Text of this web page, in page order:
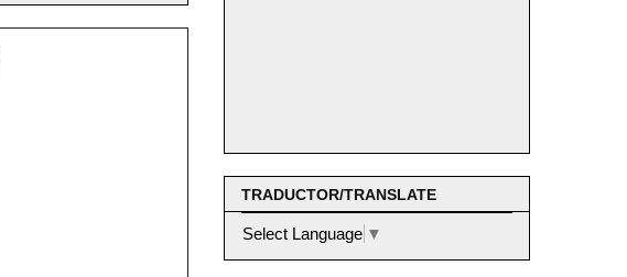
TRADUCTOR/TRANSLATE
Select Language ▼